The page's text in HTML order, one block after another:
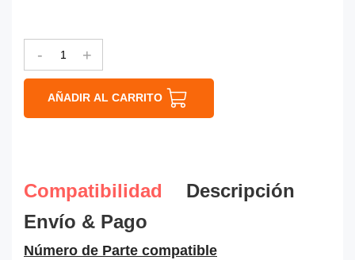
- +
AÑADIR AL CARRITO
Compatibilidad
Descripción
Envío & Pago
Número de Parte compatible